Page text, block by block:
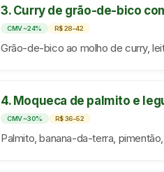
3. Curry de grão-de-bico
CMV ~24% R$ 28–42
Grão-de-bico ao molho de curry,
4. Moqueca de palmito e
CMV ~30% R$ 36–52
Palmito, banana-da-terra,